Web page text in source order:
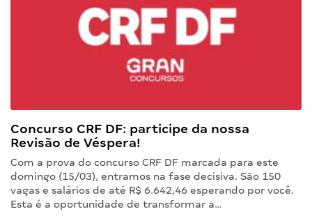
Concurso CRF DF: participe da nossa
Revisão de Véspera!
Com a prova do concurso CRF DF marcada para este
domingo (15/03), entramos na fase decisiva. São 150
vagas e salários de até R$ 6.642,46 esperando por você.
Esta é a oportunidade de transformar a…